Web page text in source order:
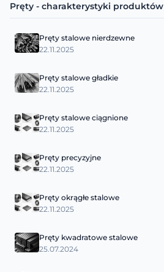
Pręty - charakterystyki produktów
Pręty stalowe nierdzewne
22.11.2025
Pręty stalowe gładkie
22.11.2025
Pręty stalowe ciągnione
22.11.2025
Pręty precyzyjne
22.11.2025
Pręty okrągłe stalowe
22.11.2025
Pręty kwadratowe stalowe
25.07.2024